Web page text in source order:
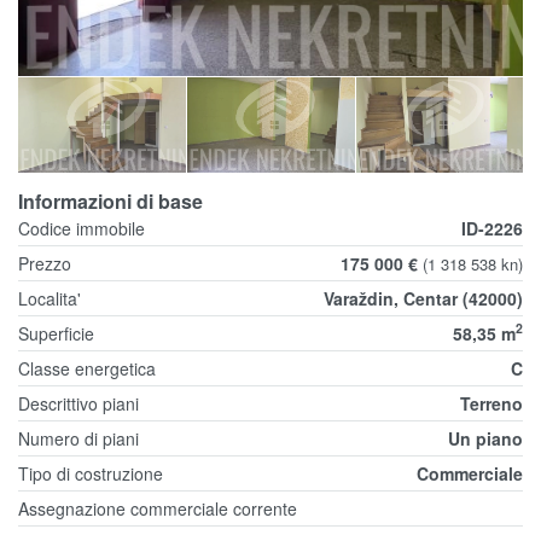
Informazioni di base
Codice immobile
ID-2226
Prezzo
175 000 € (1 318 538 kn)
Localita'
Varaždin, Centar (42000)
Superficie
58,35 m2
Classe energetica
C
Descrittivo piani
Terreno
Numero di piani
Un piano
Tipo di costruzione
Commerciale
Assegnazione commerciale corrente